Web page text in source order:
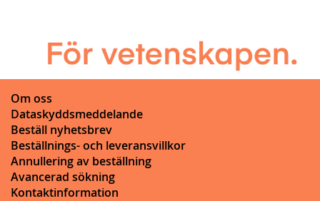
Om oss
Dataskyddsmeddelande
Beställ nyhetsbrev
Beställnings- och leveransvillkor
Annullering av beställning
Avancerad sökning
Kontaktinformation